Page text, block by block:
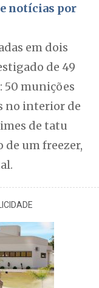
notícias por
em dois
de 49
50 munições
no interior de
de tatu
um freezer,